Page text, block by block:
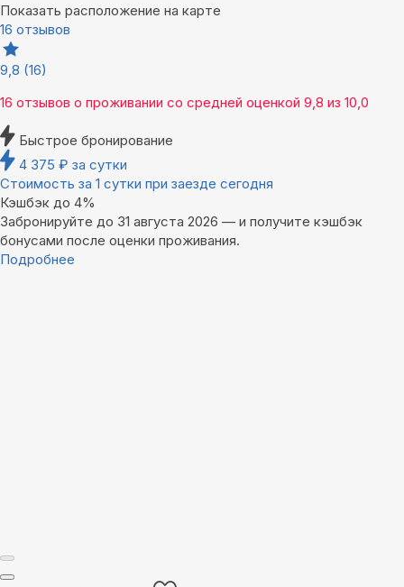
Показать расположение на карте
16 отзывов
9,8 (16)
16 отзывов о проживании со средней оценкой 9,8 из 10,0
Быстрое бронирование
4 375 ₽ за сутки
Стоимость за 1 сутки при заезде сегодня
Кэшбэк до 4%
Забронируйте до 31 августа 2026 — и получите кэшбэк
бонусами после оценки проживания.
Подробнее